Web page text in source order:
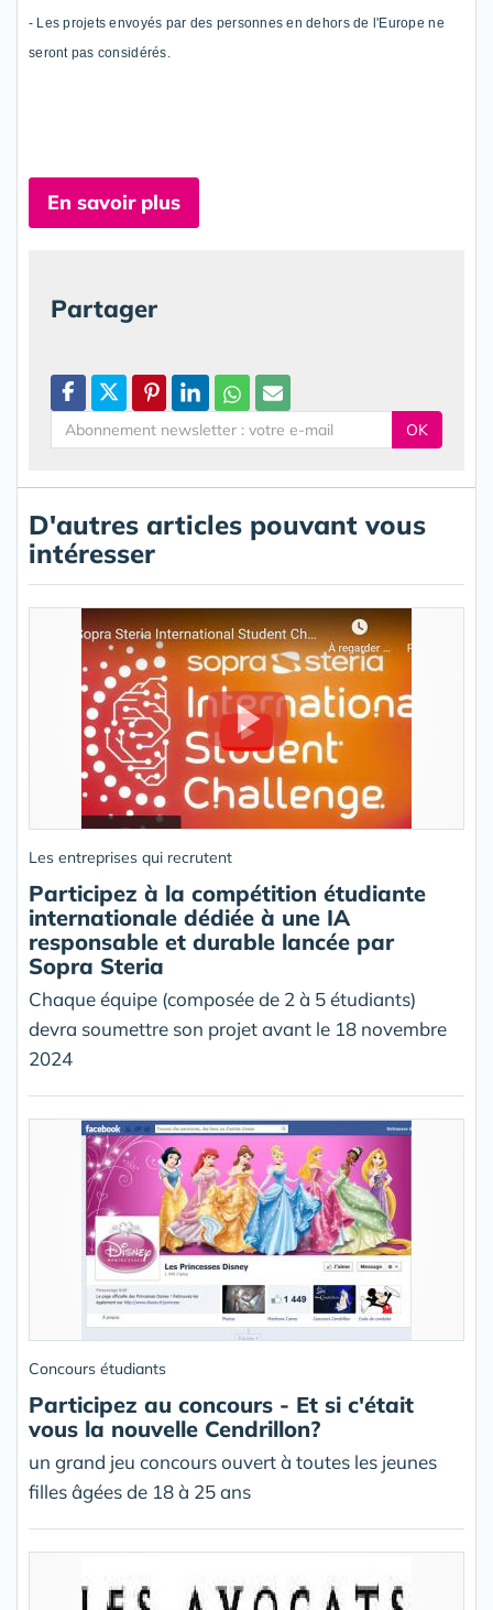
- Les projets envoyés par des personnes en dehors de l'Europe ne
seront pas considérés.
En savoir plus
Partager
OK
D'autres articles pouvant vous
intéresser
Les entreprises qui recrutent
Participez à la compétition étudiante
internationale dédiée à une IA
responsable et durable lancée par
Sopra Steria
Chaque équipe (composée de 2 à 5 étudiants)
devra soumettre son projet avant le 18 novembre
2024
Concours étudiants
Participez au concours - Et si c'était
vous la nouvelle Cendrillon?
un grand jeu concours ouvert à toutes les jeunes
filles âgées de 18 à 25 ans